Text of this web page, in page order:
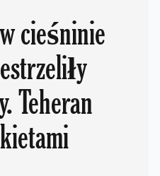
cieśninie
Teheran